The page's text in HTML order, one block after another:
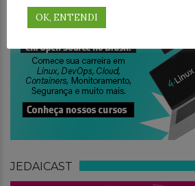
JEDAICAST
OK, ENTENDI